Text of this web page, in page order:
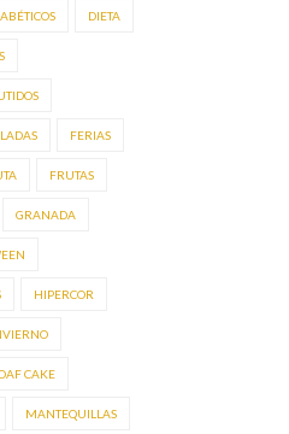
DIETA
FERIAS
FRUTAS
GRANADA
HIPERCOR
CAKE
MANTEQUILLAS